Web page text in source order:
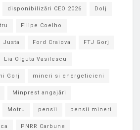
disponibilizări CEO 2026 Dolj
Filipe Coelho
Justa Ford Craiova FTJ Gorj
Lia Olguta Vasilescu
Gorj mineri si energeticieni
Minprest angajări
Motru pensii pensii mineri
PNRR Carbune